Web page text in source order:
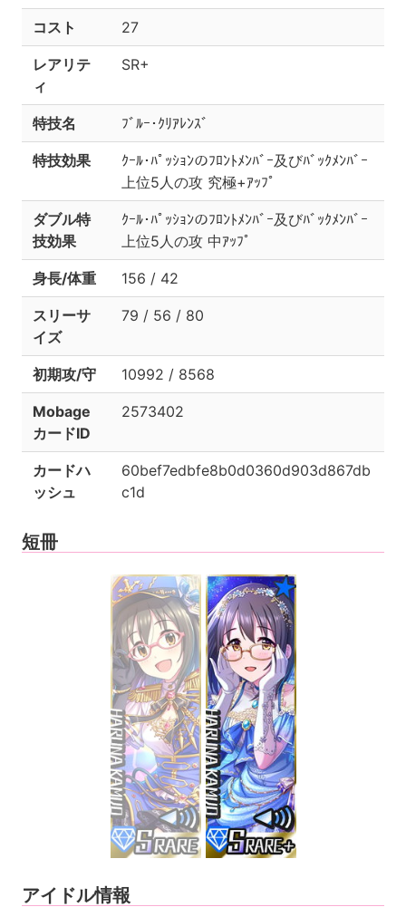
コスト 27
レアリテ
ィ
SR+
特技名 ﾌﾞﾙｰ･ｸﾘｱﾚﾝｽﾞ
特技効果
ｸｰﾙ･ﾊﾟｯｼｮﾝのﾌﾛﾝﾄﾒﾝﾊﾞｰ及びﾊﾞｯｸﾒﾝﾊﾞｰ
上位5人の攻 究極+ｱｯﾌﾟ
ダブル特
技効果
ｸｰﾙ･ﾊﾟｯｼｮﾝのﾌﾛﾝﾄﾒﾝﾊﾞｰ及びﾊﾞｯｸﾒﾝﾊﾞｰ
上位5人の攻 中ｱｯﾌﾟ
身長/体重 156 / 42
スリーサ
イズ
79 / 56 / 80
初期攻/守 10992 / 8568
Mobage
カードID
2573402
カードハ
ッシュ
60bef7edbfe8b0d0360d903d867db
c1d
短冊
アイドル情報